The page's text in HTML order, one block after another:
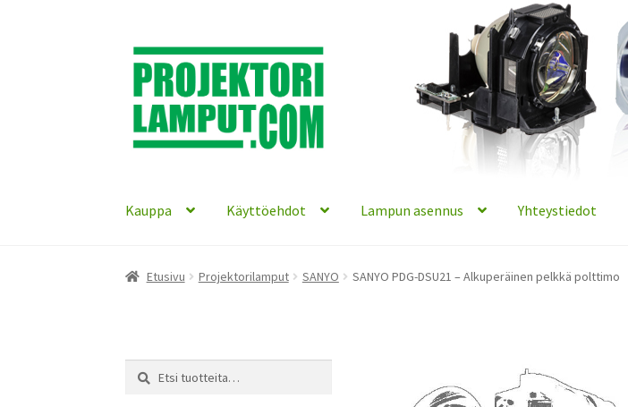
Siirry
navigointiin
Siirry
sisältöön
Kauppa Käyttöehdot Lampun asennus Yhteystiedot
Etusivu Projektorilamput SANYO SANYO PDG-DSU21 – Alkuperäinen pelkkä polttimo
Etsi:
Haku